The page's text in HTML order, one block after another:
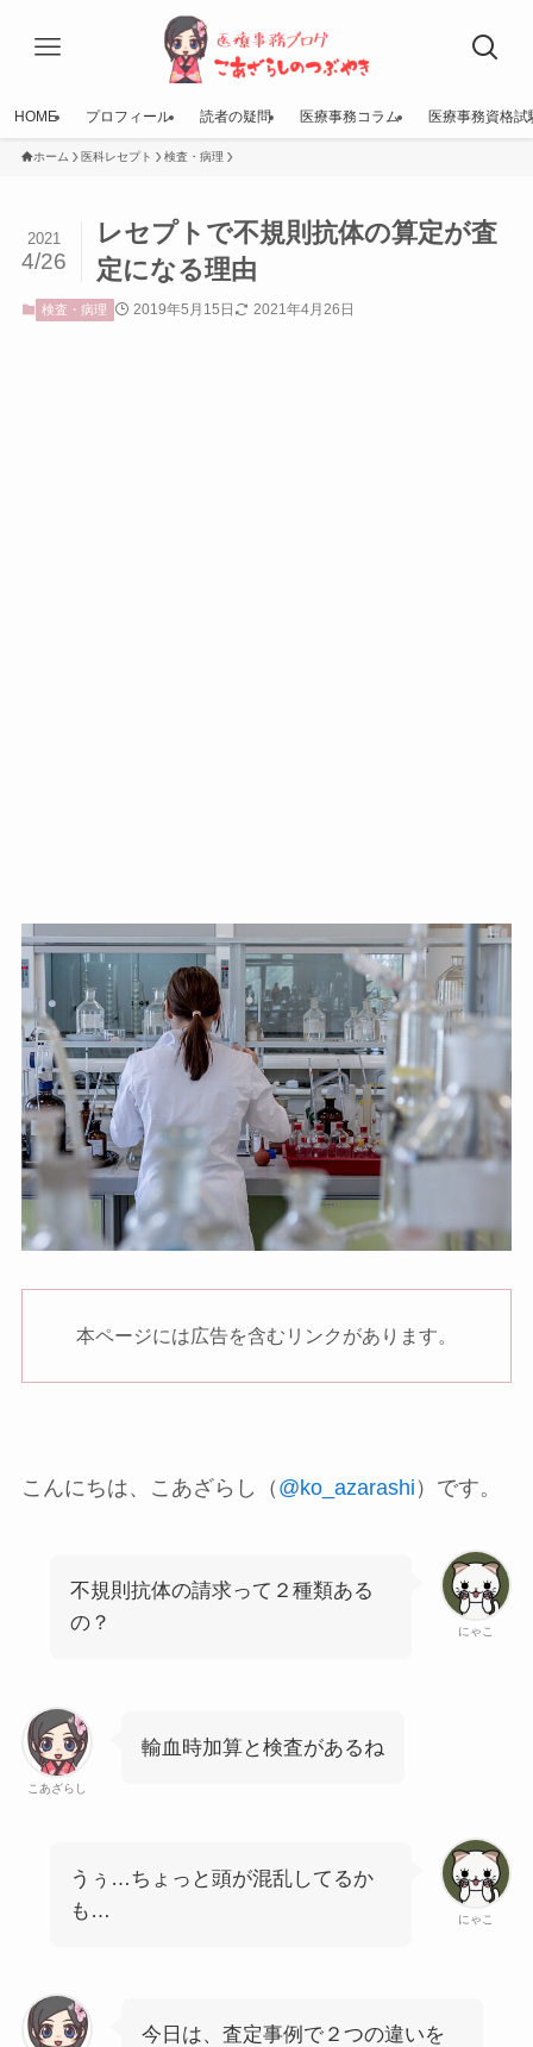
HOME プロフィール 読者の疑問 医療事務コラム 医療事務資格試
ホーム 医科レセプト 検査・病理
レセプトで不規則抗体の算定が査
定になる理由
2021
4/26
検査・病理 2019年5月15日 2021年4月26日
本ページには広告を含むリンクがあります。
こんにちは、こあざらし（ @ko_azarashi ）です。
にゃこ
不規則抗体の請求って２種類ある
の？
こあざらし
輸血時加算と検査があるね
にゃこ
うぅ…ちょっと頭が混乱してるか
も…
今日は、査定事例で２つの違いを